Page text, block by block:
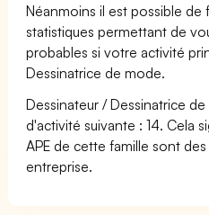
Néanmoins il est possible de
statistiques permettant de
probables si votre activité
Dessinatrice de mode.
Dessinateur / Dessinatrice
d'activité suivante : 14. Cela
APE de cette famille sont
entreprise.